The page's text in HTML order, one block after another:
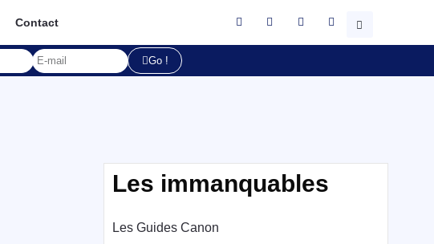
Contact
Go !
Les immanquables
Les Guides Canon